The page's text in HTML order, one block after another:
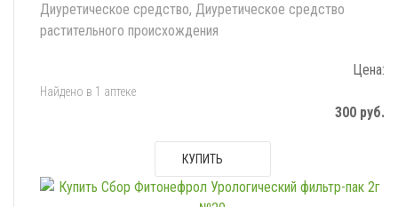
Диуретическое средство, Диуретическое средство
растительного происхождения
Цена:
Найдено в 1 аптеке
300 руб.
КУПИТЬ